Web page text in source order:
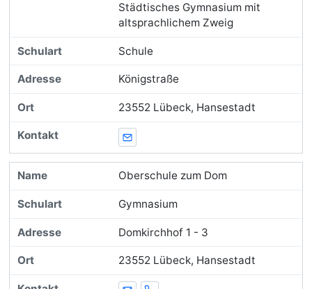
Städtisches Gymnasium mit
altsprachlichem Zweig
Schule
Königstraße
23552 Lübeck, Hansestadt
E-Mail
Oberschule zum Dom
Gymnasium
Domkirchhof 1 - 3
23552 Lübeck, Hansestadt